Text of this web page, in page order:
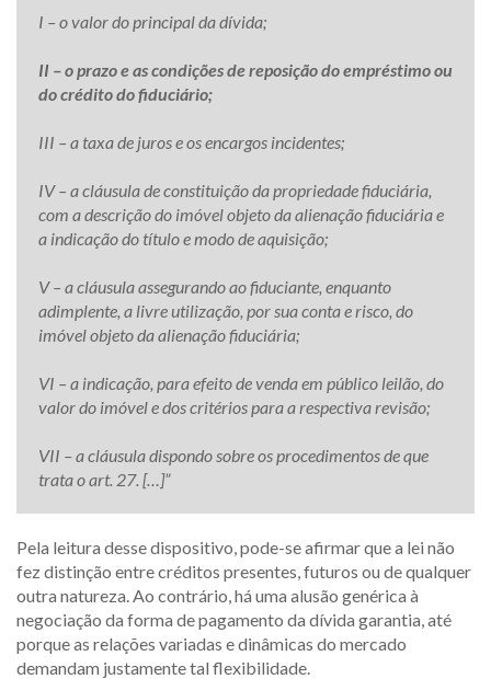
I – o valor do principal da dívida;
II – o prazo e as condições de reposição do empréstimo ou
do crédito do fiduciário;
III – a taxa de juros e os encargos incidentes;
IV – a cláusula de constituição da propriedade fiduciária,
com a descrição do imóvel objeto da alienação fiduciária e
a indicação do título e modo de aquisição;
V – a cláusula assegurando ao fiduciante, enquanto
adimplente, a livre utilização, por sua conta e risco, do
imóvel objeto da alienação fiduciária;
VI – a indicação, para efeito de venda em público leilão, do
valor do imóvel e dos critérios para a respectiva revisão;
VII – a cláusula dispondo sobre os procedimentos de que
trata o art. 27. […]”
Pela leitura desse dispositivo, pode-se afirmar que a lei não
fez distinção entre créditos presentes, futuros ou de qualquer
outra natureza. Ao contrário, há uma alusão genérica à
negociação da forma de pagamento da dívida garantia, até
porque as relações variadas e dinâmicas do mercado
demandam justamente tal flexibilidade.